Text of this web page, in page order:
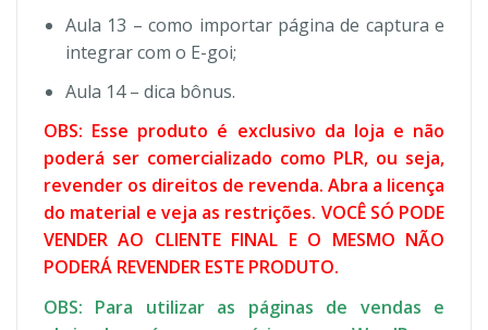
Aula 13 – como importar página de captura e
integrar com o E-goi;
Aula 14 – dica bônus.
OBS: Esse produto é exclusivo da loja e não
poderá ser comercializado como PLR, ou seja,
revender os direitos de revenda. Abra a licença
do material e veja as restrições. VOCÊ SÓ PODE
VENDER AO CLIENTE FINAL E O MESMO NÃO
PODERÁ REVENDER ESTE PRODUTO.
OBS: Para utilizar as páginas de vendas e